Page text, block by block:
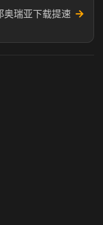
奥瑞亚下载提速 →